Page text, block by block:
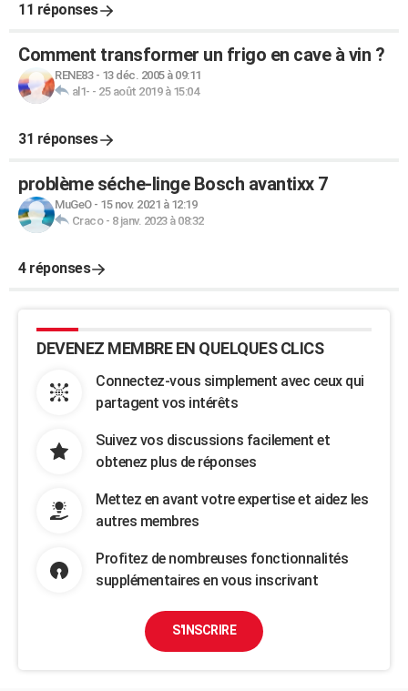
11 réponses
Comment transformer un frigo en cave à vin ?
RENE83- 13 déc. 2005 à 09:11
al1- - 25 août 2019 à 15:04
31 réponses
problème séche-linge Bosch avantixx 7
MuGeO- 15 nov. 2021 à 12:19
Craco- 8 janv. 2023 à 08:32
4 réponses
DEVENEZ MEMBRE EN QUELQUES CLICS
Connectez-vous simplement avec ceux qui
partagent vos intérêts
Suivez vos discussions facilement et
obtenez plus de réponses
Mettez en avant votre expertise et aidez les
autres membres
Profitez de nombreuses fonctionnalités
supplémentaires en vous inscrivant
S'INSCRIRE